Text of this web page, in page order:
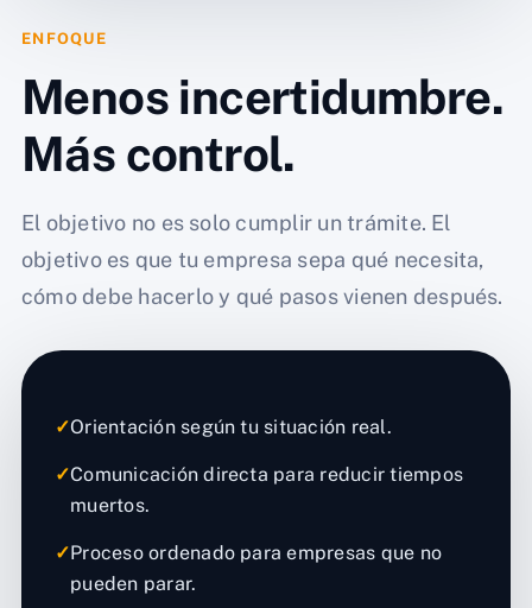
ENFOQUE
Menos incertidumbre.
Más control.
El objetivo no es solo cumplir un trámite. El
objetivo es que tu empresa sepa qué necesita,
cómo debe hacerlo y qué pasos vienen después.
✓Orientación según tu situación real.
✓Comunicación directa para reducir tiempos
muertos.
✓Proceso ordenado para empresas que no
pueden parar.